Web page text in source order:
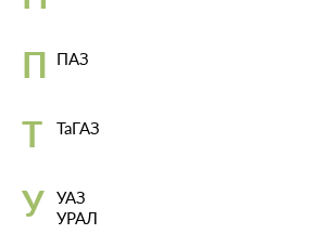
П ПАЗ
Т ТаГАЗ
У
УАЗ
УРАЛ